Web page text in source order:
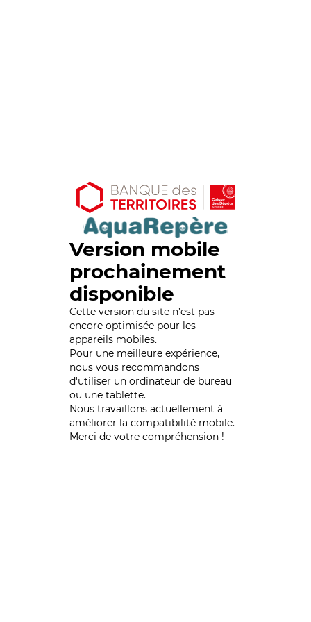
Version mobile
prochainement
disponible
Cette version du site n’est pas
encore optimisée pour les
appareils mobiles.
Pour une meilleure expérience,
nous vous recommandons
d'utiliser un ordinateur de bureau
ou une tablette.
Nous travaillons actuellement à
améliorer la compatibilité mobile.
Merci de votre compréhension !